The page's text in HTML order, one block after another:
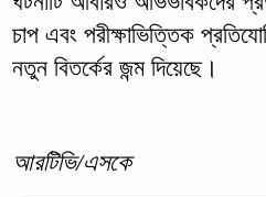
চাপ এবং পরীক্ষাভিত্তিক
নতুন বিতর্কের জন্ম দিয়েছে।
আরটিভি/এসকে